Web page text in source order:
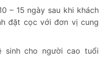
– 15 ngày sau khi khách
đặt cọc với đơn vị cung
sinh cho người cao tuổi